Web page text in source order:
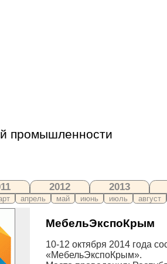
промышленности
2012 2013
апрель май июнь июль август
МебельЭкспоКрым
10-12 октября 2014 года
«МебельЭкспоКрым».